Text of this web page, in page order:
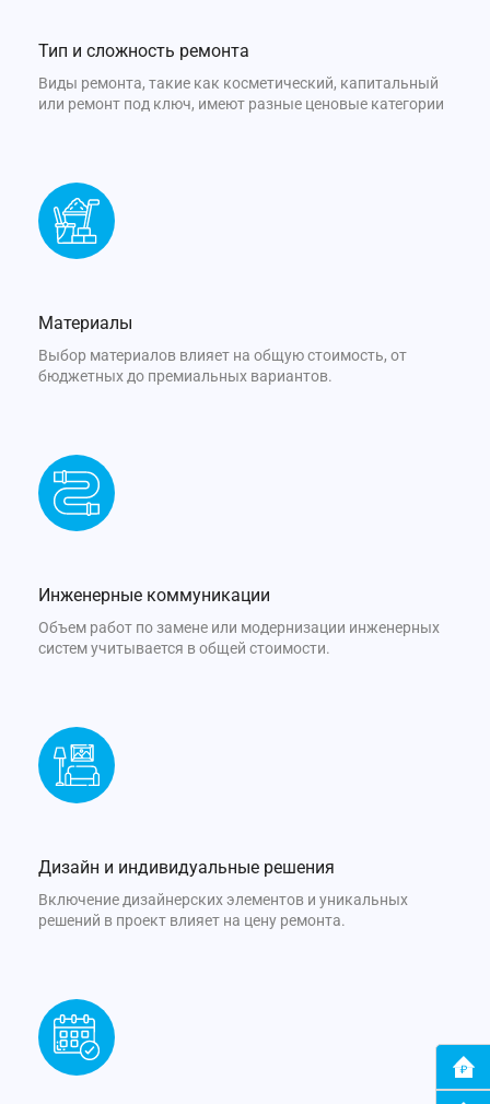
Тип и сложность ремонта
Виды ремонта, такие как косметический, капитальный
или ремонт под ключ, имеют разные ценовые категории
Материалы
Выбор материалов влияет на общую стоимость, от
бюджетных до премиальных вариантов.
Инженерные коммуникации
Объем работ по замене или модернизации инженерных
систем учитывается в общей стоимости.
Дизайн и индивидуальные решения
Включение дизайнерских элементов и уникальных
решений в проект влияет на цену ремонта.